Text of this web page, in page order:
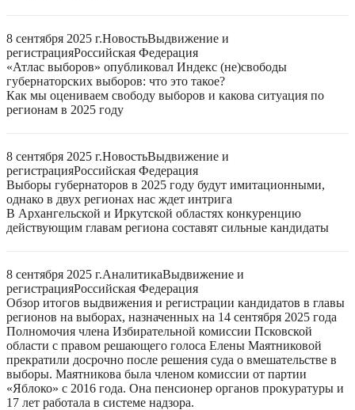
8 сентября 2025 г.НовостьВыдвижение и
регистрацияРоссийская Федерация
«Атлас выборов» опубликовал Индекс (не)свободы
губернаторских выборов: что это такое?
Как мы оцениваем свободу выборов и какова ситуация по
регионам в 2025 году
8 сентября 2025 г.НовостьВыдвижение и
регистрацияРоссийская Федерация
Выборы губернаторов в 2025 году будут имитационными,
однако в двух регионах нас ждет интрига
В Архангельской и Иркутской областях конкуренцию
действующим главам региона составят сильные кандидаты
8 сентября 2025 г.АналитикаВыдвижение и
регистрацияРоссийская Федерация
Обзор итогов выдвижения и регистрации кандидатов в главы
регионов на выборах, назначенных на 14 сентября 2025 года
Полномочия члена Избирательной комиссии Псковской
области с правом решающего голоса Елены Маятниковой
прекратили досрочно после решения суда о вмешательстве в
выборы. Маятникова была членом комиссии от партии
«Яблоко» с 2016 года. Она пенсионер органов прокуратуры и
17 лет работала в системе надзора.